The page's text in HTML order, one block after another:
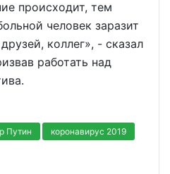
происходит, тем
человек заразит
коллег», - сказал
работать над
Путин коронавирус 2019